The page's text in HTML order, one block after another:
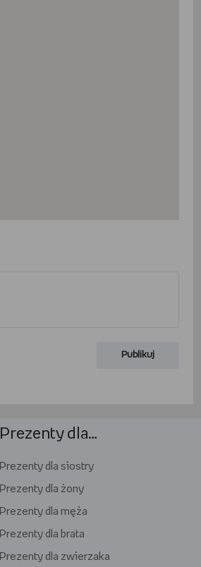
Publikuj
Prezenty dla…
Prezenty dla siostry
Prezenty dla żony
Prezenty dla męża
Prezenty dla brata
Prezenty dla zwierzaka